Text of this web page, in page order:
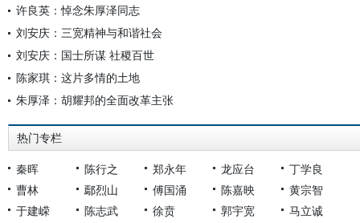
许良英：悼念朱厚泽同志
刘安庆：三宽精神与和谐社会
刘安庆：国士所谋 社稷百世
陈家琪：这片多情的土地
朱厚泽：胡耀邦的全面改革主张
热门专栏
秦晖 陈行之 郑永年 龙应台
丁学良
曹林
鄢烈山 傅国涌 陈嘉映
黄宗智
于建嵘
陈志武 徐贲 郭宇宽
马立诚